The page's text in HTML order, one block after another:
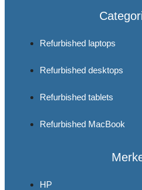
Refurbished laptops
Refurbished desktops
Refurbished tablets
Refurbished MacBook
HP